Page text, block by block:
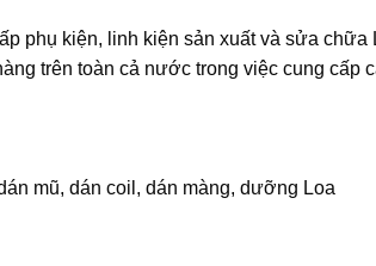
phụ kiện, linh kiện sản xuất và sửa chữa
trên toàn cả nước trong việc cung cấp
mũ, dán coil, dán màng, dưỡng Loa